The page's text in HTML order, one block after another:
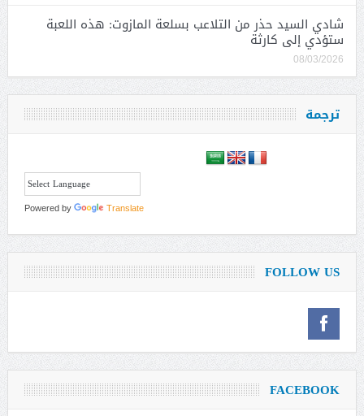
شادي السيد حذر من التلاعب بسلعة المازوت: هذه اللعبة
ستؤدي إلى كارثة
08/03/2026
ترجمة
Powered by Translate
FOLLOW US
FACEBOOK